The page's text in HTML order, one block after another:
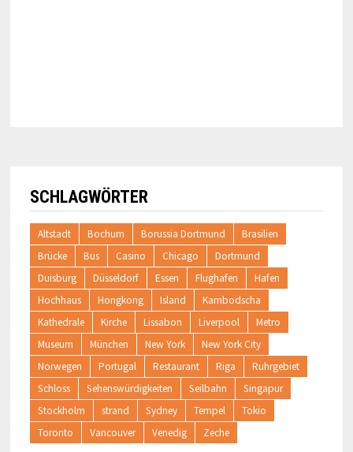
SCHLAGWÖRTER
Altstadt Bochum Borussia Dortmund
Brasilien
Brücke
Bus Casino Chicago
Dortmund
Duisburg
Düsseldorf Essen Flughafen
Hafen
Hochhaus
Hongkong Island
Kambodscha
Kathedrale
Kirche Lissabon Liverpool
Metro
Museum
München New York
New York City
Norwegen
Portugal Restaurant Riga
Ruhrgebiet
Schloss
Sehenswürdigkeiten Seilbahn
Singapur
Stockholm
strand Sydney Tempel
Tokio
Toronto
Vancouver Venedig Zeche